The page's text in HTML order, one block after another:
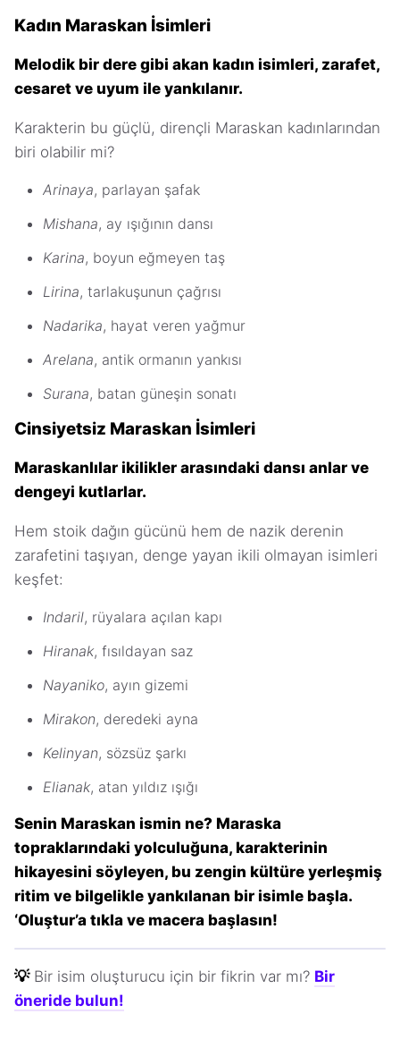
Kadın Maraskan İsimleri
Melodik bir dere gibi akan kadın isimleri, zarafet,
cesaret ve uyum ile yankılanır.
Karakterin bu güçlü, dirençli Maraskan kadınlarından
biri olabilir mi?
Arinaya, parlayan şafak
Mishana, ay ışığının dansı
Karina, boyun eğmeyen taş
Lirina, tarlakuşunun çağrısı
Nadarika, hayat veren yağmur
Arelana, antik ormanın yankısı
Surana, batan güneşin sonatı
Cinsiyetsiz Maraskan İsimleri
Maraskanlılar ikilikler arasındaki dansı anlar ve
dengeyi kutlarlar.
Hem stoik dağın gücünü hem de nazik derenin
zarafetini taşıyan, denge yayan ikili olmayan isimleri
keşfet:
Indaril, rüyalara açılan kapı
Hiranak, fısıldayan saz
Nayaniko, ayın gizemi
Mirakon, deredeki ayna
Kelinyan, sözsüz şarkı
Elianak, atan yıldız ışığı
Senin Maraskan ismin ne? Maraska
topraklarındaki yolculuğuna, karakterinin
hikayesini söyleyen, bu zengin kültüre yerleşmiş
ritim ve bilgelikle yankılanan bir isimle başla.
‘Oluştur’a tıkla ve macera başlasın!
💡 Bir isim oluşturucu için bir fikrin var mı? Bir
öneride bulun!